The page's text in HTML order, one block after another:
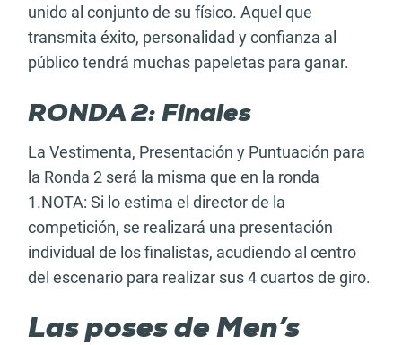
unido al conjunto de su físico. Aquel que
transmita éxito, personalidad y confianza al
público tendrá muchas papeletas para ganar.
RONDA 2: Finales
La Vestimenta, Presentación y Puntuación para
la Ronda 2 será la misma que en la ronda
1.NOTA: Si lo estima el director de la
competición, se realizará una presentación
individual de los finalistas, acudiendo al centro
del escenario para realizar sus 4 cuartos de giro.
Las poses de Men’s